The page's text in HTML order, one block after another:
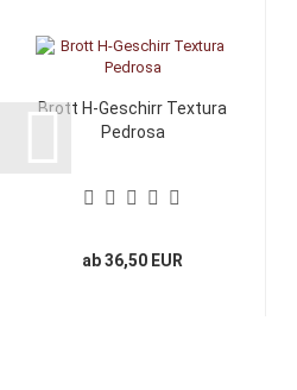
Brott H-Geschirr Textura
Pedrosa
ab 36,50 EUR